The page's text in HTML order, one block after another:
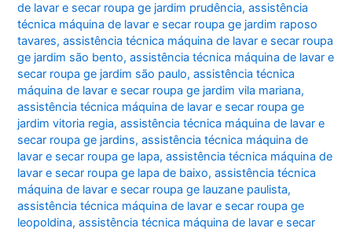
de lavar e secar roupa ge jardim prudência,assistência
técnica máquina de lavar e secar roupa ge jardim raposo
tavares,assistência técnica máquina de lavar e secar roupa
ge jardim são bento,assistência técnica máquina de lavar e
secar roupa ge jardim são paulo,assistência técnica
máquina de lavar e secar roupa ge jardim vila mariana,
assistência técnica máquina de lavar e secar roupa ge
jardim vitoria regia,assistência técnica máquina de lavar e
secar roupa ge jardins,assistência técnica máquina de
lavar e secar roupa ge lapa,assistência técnica máquina de
lavar e secar roupa ge lapa de baixo,assistência técnica
máquina de lavar e secar roupa ge lauzane paulista,
assistência técnica máquina de lavar e secar roupa ge
leopoldina,assistência técnica máquina de lavar e secar